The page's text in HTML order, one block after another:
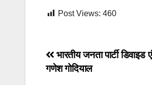
Post Views: 460
Post
navigation
भारतीय जनता पार्टी
गणेश गोदियाल